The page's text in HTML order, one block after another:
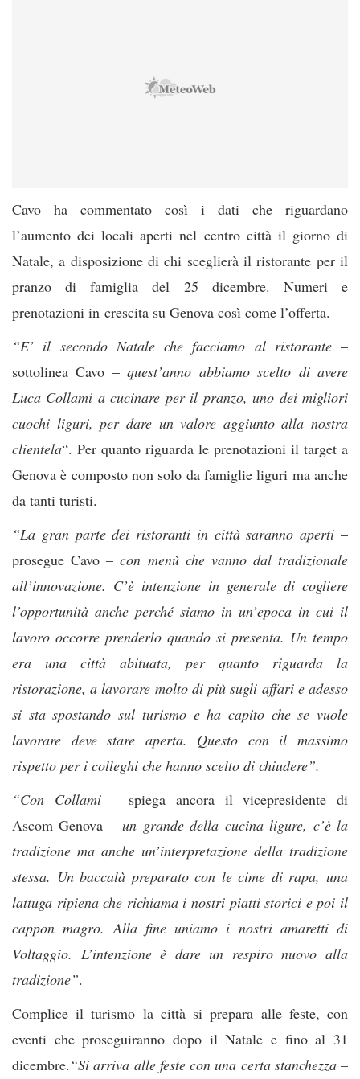
Cavo ha commentato così i dati che riguardano
l’aumento dei locali aperti nel centro città il giorno di
Natale, a disposizione di chi sceglierà il ristorante per il
pranzo di famiglia del 25 dicembre. Numeri e
prenotazioni in crescita su Genova così come l’offerta.
“E’ il secondo Natale che facciamo al ristorante–
sottolinea Cavo –quest’anno abbiamo scelto di avere
Luca Collami a cucinare per il pranzo, uno dei migliori
cuochi liguri, per dare un valore aggiunto alla nostra
clientela“. Per quanto riguarda le prenotazioni il target a
Genova è composto non solo da famiglie liguri ma anche
da tanti turisti.
“La gran parte dei ristoranti in città saranno aperti –
prosegue Cavo – con menù che vanno dal tradizionale
all’innovazione. C’è intenzione in generale di cogliere
l’opportunità anche perché siamo in un’epoca in cui il
lavoro occorre prenderlo quando si presenta. Un tempo
era una città abituata, per quanto riguarda la
ristorazione, a lavorare molto di più sugli affari e adesso
si sta spostando sul turismo e ha capito che se vuole
lavorare deve stare aperta. Questo con il massimo
rispetto per i colleghi che hanno scelto di chiudere”.
“Con Collami – spiega ancora il vicepresidente di
Ascom Genova –un grande della cucina ligure, c’è la
tradizione ma anche un’interpretazione della tradizione
stessa. Un baccalà preparato con le cime di rapa, una
lattuga ripiena che richiama i nostri piatti storici e poi il
cappon magro. Alla fine uniamo i nostri amaretti di
Voltaggio. L’intenzione è dare un respiro nuovo alla
tradizione”.
Complice il turismo la città si prepara alle feste, con
eventi che proseguiranno dopo il Natale e fino al 31
dicembre. “Si arriva alle feste con una certa stanchezza–